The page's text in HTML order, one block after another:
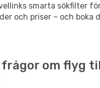
smarta sökfilter
och priser – och boka
om flyg